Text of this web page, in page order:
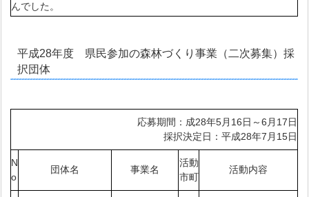
んでした。
平成28年度 県民参加の森林づくり事業（二次募集）採
択団体
応募期間：成28年5月16日～6月17日
採択決定日：平成28年7月15日
N
o
団体名 事業名
活動
市町
活動内容